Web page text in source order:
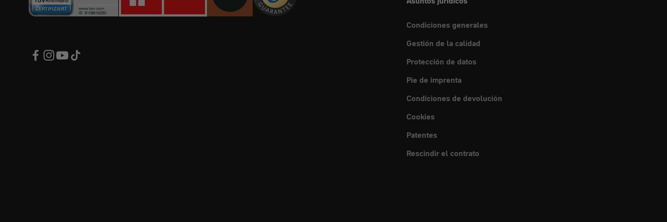
Condiciones generales
Gestión de la calidad
Protección de datos
Pie de imprenta
Condiciones de devolución
Cookies
Patentes
Rescindir el contrato